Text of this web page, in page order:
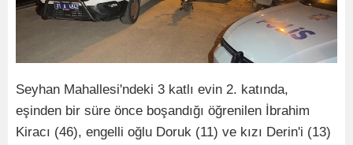
Seyhan Mahallesi'ndeki 3 katlı evin 2. katında,
eşinden bir süre önce boşandığı öğrenilen İbrahim
Kiracı (46), engelli oğlu Doruk (11) ve kızı Derin'i (13)